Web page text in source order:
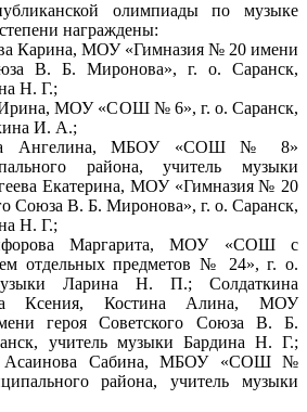
олимпиады по музыке
награждены:
Карина, МОУ «Гимназия № 20 имени
В. Б. Миронова», г. о. Саранск,
Н. Г.;
Ирина, МОУ «СОШ № 6», г. о. Саранск,
И. А.;
Ангелина, МБОУ «СОШ № 8»
района, учитель музыки
Екатерина, МОУ «Гимназия № 20
Союза В. Б. Миронова», г. о. Саранск,
Н. Г.;
Маргарита, МОУ «СОШ с
отдельных предметов № 24», г. о.
Ларина Н. П.; Солдаткина
Ксения, Костина Алина, МОУ
героя Советского Союза В. Б.
учитель музыки Бардина Н. Г.;
Асаинова Сабина, МБОУ «СОШ №
района, учитель музыки